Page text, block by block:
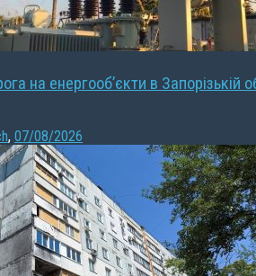
на енергооб’єкти в Запорізькій
, 07/08/2026